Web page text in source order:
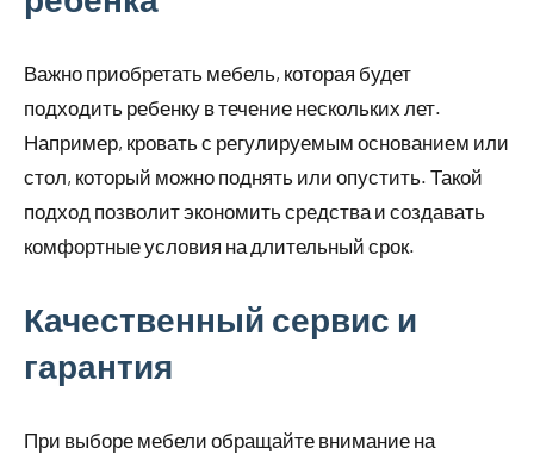
Важно приобретать мебель, которая будет
подходить ребенку в течение нескольких лет.
Например, кровать с регулируемым основанием или
стол, который можно поднять или опустить. Такой
подход позволит экономить средства и создавать
комфортные условия на длительный срок.
Качественный сервис и
гарантия
При выборе мебели обращайте внимание на